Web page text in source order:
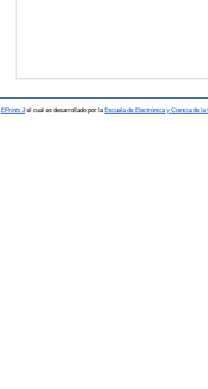
EPrints 3el cual es desarrollado por la Escuela de Electrónica y Ciencia de la